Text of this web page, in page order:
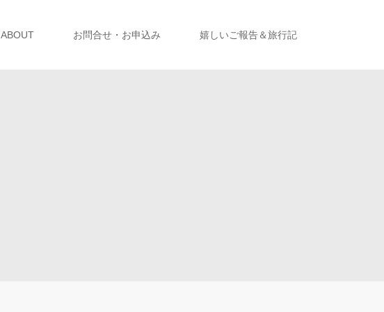
ABOUT お問合せ・お申込み 嬉しいご報告＆旅行記